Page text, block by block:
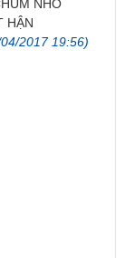
NHO
HẬN
2017 19:56)